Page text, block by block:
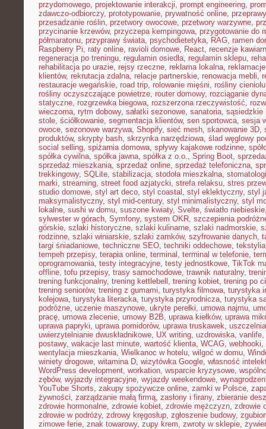
przydomowego, projektowanie interakcji, prompt engineering,
zdawczo-odbiorczy, prototypowanie, prywatność online,
przesadzanie roślin, przetwory owocowe, przetwory warzywne,
przycinanie krzewów, przyczepa kempingowa, przygotowanie do
półmaratonu, przyprawy świata, psychodietetyka, RAG, ramen
Raspberry Pi, raty online, ravioli domowe, React, recenzje
regeneracja po treningu, regulamin osiedla, regulamin sklepu,
rehabilitacja po urazie, rejsy rzeczne, reklama lokalna, reklamacje
klientów, rekrutacja zdalna, relacje partnerskie, renowacja mebli,
restauracje wegańskie, road trip, rolowanie mięśni, rośliny
rośliny oczyszczające powietrze, router domowy, rozciąganie
statyczne, rozgrzewka biegowa, rozszerzona rzeczywistość,
wieczorna, rytm dobowy, sałatki sezonowe, sanatoria, sąsiedzkie
stole, ściółkowanie, segmentacja klientów, sen sportowca, sesja
owoce, sezonowe warzywa, Shopify, sieć mesh, skanowanie 3D,
produktów, skrypty bash, skrzynka narzędziowa, ślad węglowy
social selling, spiżarnia domowa, spływy kajakowe rodzinne,
spółka cywilna, spółka jawna, spółka z o.o., Spring Boot,
sprzedaż mieszkania, sprzedaż online, sprzedaż telefoniczna,
trekkingowy, SQLite, stabilizacja, stodoła mieszkalna,
marki, streaming, street food azjatycki, strefa relaksu, stres
studio domowe, styl art deco, styl coastal , styl eklektyczny, styl
maksymalistyczny, styl mid-century, styl minimalistyczny, styl
lokalne, sushi w domu, suszone kwiaty, Svelte, światło niebieskie
sylwester w górach, Symfony, system OKR, szczepienia
górskie, szlaki historyczne, szlaki kulinarne, szlaki nadmorskie,
rodzinne, szlaki winiarskie, szlaki zamków, szyfrowanie danych,
targi śniadaniowe, techniczne SEO, techniki oddechowe,
tempeh przepisy, terapia online, terminal , terminal w telefonie,
oprogramowania, testy integracyjne, testy jednostkowe, TikTok
offline, tofu przepisy, trasy samochodowe, trawnik naturalny,
trening funkcjonalny, trening kettlebell , trening kobiet, trening po
trening seniorów, trening z gumami, turystyka filmowa, turystyka
kolejowa, turystyka literacka, turystyka przyrodnicza, turystyka
podróżne, uczenie maszynowe, ukryte perełki, umowa najmu,
pracę, umowa zlecenie, umowy B2B, uprawa kiełków, uprawa
uprawa papryki, uprawa pomidorów, uprawa truskawek,
uwierzytelnianie dwuskładnikowe, UX writing, uzdrowiska, vanlife,
postawy, wakacje last minute, wartość klienta, WCAG, webhooki,
wentylacja mieszkania, Wielkanoc w hotelu, wilgoć w domu,
winiety drogowe, witamina D, wizytówka Google, własność
WordPress development, workation, wsparcie kryzysowe,
zębów, wyjazdy integracyjne, wyjazdy weekendowe,
YouTube Shorts, zakupy spożywcze online, zamki w Polsce,
żywności, zarządzanie małą firmą, zasłony i firany, zbieranie
zdrowie hormonalne, zdrowie kobiet, zdrowie mężczyzn, zdrowie
zdrowie w podróży, zdrowy kręgosłup, zgłoszenie budowy,
zimowe ferie, znak towarowy, zupy krem, zwroty w sklepie,